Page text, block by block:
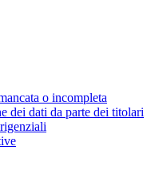
o incompleta
dei dati da parte dei titolari